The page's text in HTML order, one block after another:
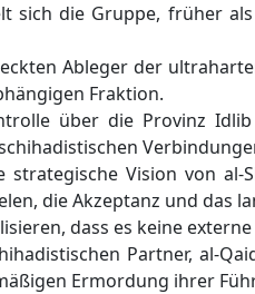
sich die Gruppe, früher
Ableger der
Fraktion.
über die Provinz
strategische Vision von
die Akzeptanz und das
dass es keine
Partner, al-
Ermordung ihrer